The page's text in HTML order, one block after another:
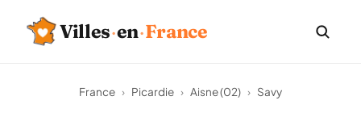
Villes·en·France
France › Picardie › Aisne (02) › Savy